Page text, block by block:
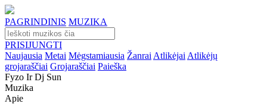
PAGRINDINIS MUZIKA
PRISIJUNGTI
Naujausia Metai Mėgstamiausia Žanrai Atlikėjai Atlikėjų
grojaraščiai Grojaraščiai Paieška
Fyzo Ir Dj Sun
Muzika
Apie